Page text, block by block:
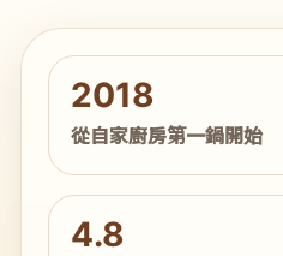
2018
從自家廚房第一鍋開始
4.8